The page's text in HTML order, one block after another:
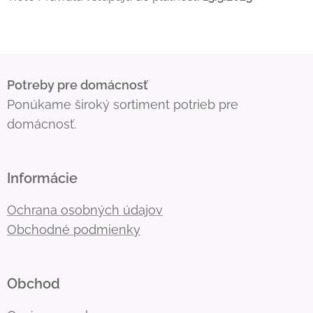
Potreby pre domácnosť
Ponúkame široký sortiment potrieb pre
domácnosť.
Informácie
Ochrana osobných údajov
Obchodné podmienky
Obchod